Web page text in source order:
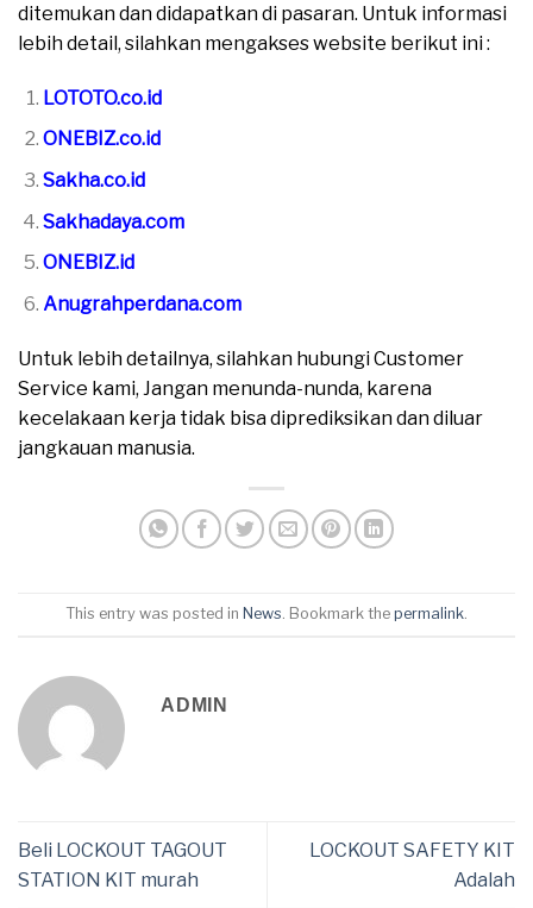
ditemukan dan didapatkan di pasaran. Untuk informasi
lebih detail, silahkan mengakses website berikut ini :
LOTOTO.co.id
ONEBIZ.co.id
Sakha.co.id
Sakhadaya.com
ONEBIZ.id
Anugrahperdana.com
Untuk lebih detailnya, silahkan hubungi Customer
Service kami, Jangan menunda-nunda, karena
kecelakaan kerja tidak bisa diprediksikan dan diluar
jangkauan manusia.
This entry was posted in News . Bookmark the permalink
ADMIN
Beli LOCKOUT TAGOUT
STATION KIT murah
LOCKOUT SAFETY KIT
Adalah